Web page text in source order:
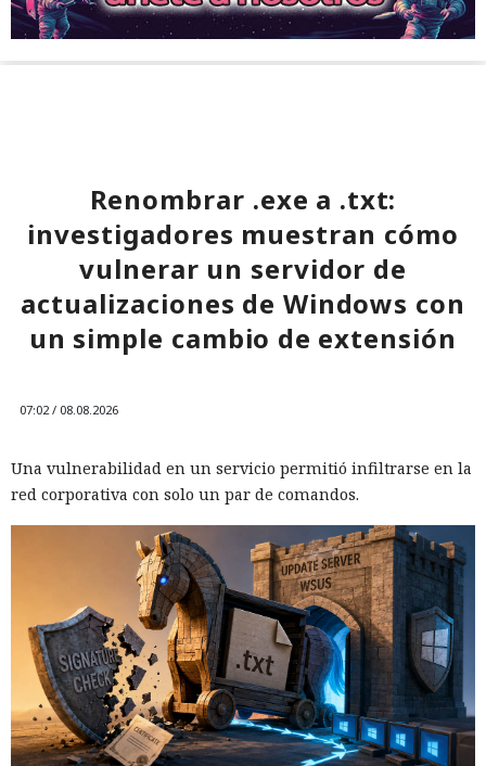
Renombrar .exe a .txt:
investigadores muestran cómo
vulnerar un servidor de
actualizaciones de Windows con
un simple cambio de extensión
07:02 / 08.08.2026
Una vulnerabilidad en un servicio permitió infiltrarse en la
red corporativa con solo un par de comandos.